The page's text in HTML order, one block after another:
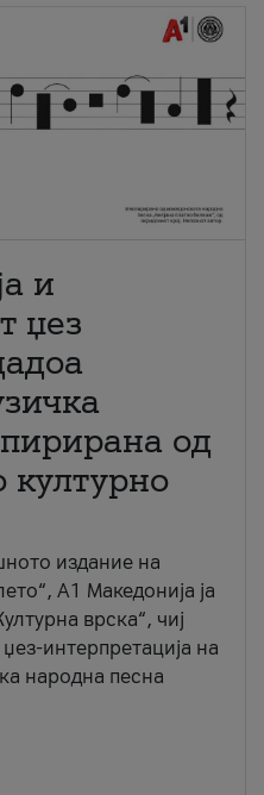
и
џез
од
културно
издание на
А1 Македонија ја
врска“, чиј
интерпретација на
народна песна